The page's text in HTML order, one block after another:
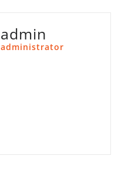
admin
administrator